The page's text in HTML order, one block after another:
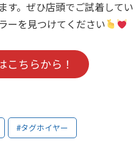
す。ぜひ店頭でご試着してい
ーを見つけてください
こちらから！
#タグホイヤー